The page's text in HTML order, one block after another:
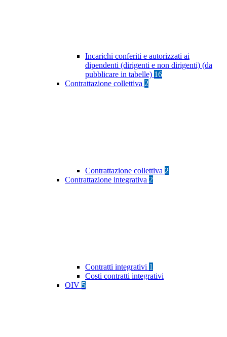
Incarichi conferiti e autorizzati ai
dipendenti (dirigenti e non dirigenti) (da
pubblicare in tabelle) 16
Contrattazione collettiva 2
Contrattazione collettiva 2
Contrattazione integrativa 2
Contratti integrativi 1
Costi contratti integrativi
OIV 5